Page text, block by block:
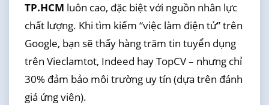
TP.HCM luôn cao, đặc biệt với nguồn nhân lực
chất lượng. Khi tìm kiếm “việc làm điện tử” trên
Google, bạn sẽ thấy hàng trăm tin tuyển dụng
trên Vieclamtot, Indeed hay TopCV – nhưng chỉ
30% đảm bảo môi trường uy tín (dựa trên đánh
giá ứng viên).